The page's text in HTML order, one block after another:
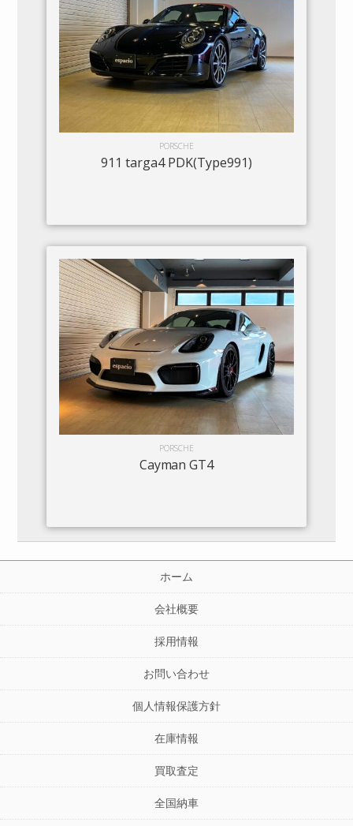
PORSCHE
911 targa4 PDK(Type991)
PORSCHE
Cayman GT4
ホーム
会社概要
採用情報
お問い合わせ
個人情報保護方針
在庫情報
買取査定
全国納車